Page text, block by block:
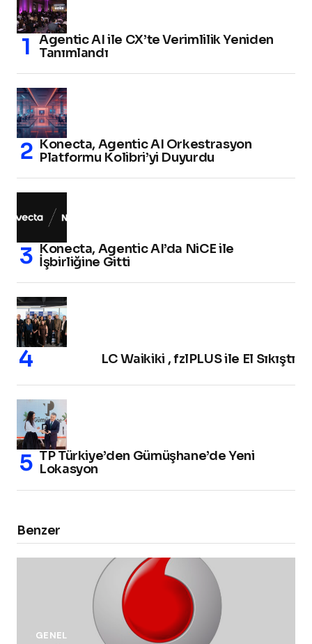
Agentic AI ile CX’te Verimlilik Yeniden
Tanımlandı
Konecta, Agentic AI Orkestrasyon
Platformu Kolibri’yi Duyurdu
Konecta, Agentic AI’da NiCE ile
İşbirliğine Gitti
LC Waikiki , fzlPLUS ile El Sıkıştı
TP Türkiye’den Gümüşhane’de Yeni
Lokasyon
Benzer
GENEL